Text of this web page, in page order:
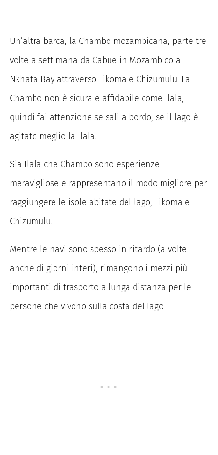
Un’altra barca, la Chambo mozambicana, parte tre
volte a settimana da Cabue in Mozambico a
Nkhata Bay attraverso Likoma e Chizumulu. La
Chambo non è sicura e affidabile come Ilala,
quindi fai attenzione se sali a bordo, se il lago è
agitato meglio la Ilala.
Sia Ilala che Chambo sono esperienze
meravigliose e rappresentano il modo migliore per
raggiungere le isole abitate del lago, Likoma e
Chizumulu.
Mentre le navi sono spesso in ritardo (a volte
anche di giorni interi), rimangono i mezzi più
importanti di trasporto a lunga distanza per le
persone che vivono sulla costa del lago.